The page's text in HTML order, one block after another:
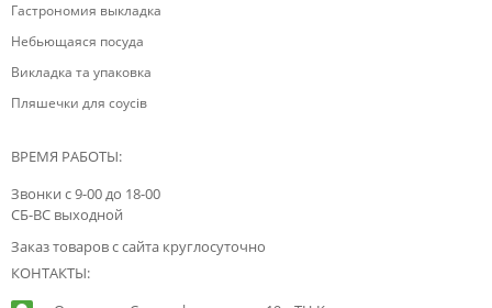
Гастрономия выкладка
Небьющаяся посуда
Викладка та упаковка
Пляшечки для соусів
ВРЕМЯ РАБОТЫ:
Звонки с 9-00 до 18-00
СБ-ВС выходной
Заказ товаров с сайта круглосуточно
КОНТАКТЫ: